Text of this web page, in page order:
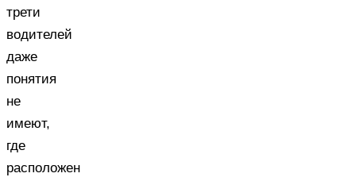
трети
водителей
даже
понятия
не
имеют,
где
расположен